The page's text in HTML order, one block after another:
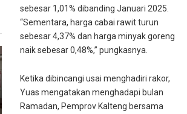
sebesar 1,01% dibanding Januari 2025.
“Sementara, harga cabai rawit turun
sebesar 4,37% dan harga minyak goreng
naik sebesar 0,48%,” pungkasnya.
Ketika dibincangi usai menghadiri rakor,
Yuas mengatakan menghadapi bulan
Ramadan, Pemprov Kalteng bersama